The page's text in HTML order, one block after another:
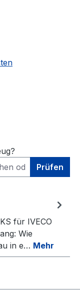
Prüfen
für IVECO
Wie
in e… Mehr